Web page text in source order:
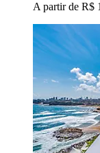
A partir de R$